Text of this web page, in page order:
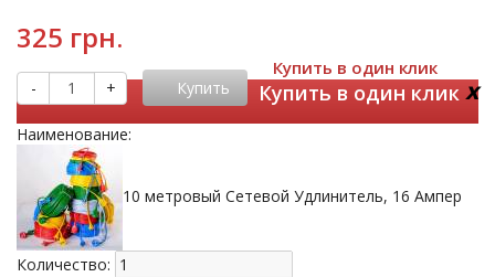
325 грн.
- + Купить
Купить в один клик
Купить в один клик x
Наименование:
10 метровый Сетевой Удлинитель, 16 Ампер
Количество: